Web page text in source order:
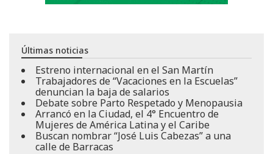
Últimas noticias
Estreno internacional en el San Martín
Trabajadores de “Vacaciones en la Escuelas”
denuncian la baja de salarios
Debate sobre Parto Respetado y Menopausia
Arrancó en la Ciudad, el 4° Encuentro de
Mujeres de América Latina y el Caribe
Buscan nombrar “José Luis Cabezas” a una
calle de Barracas